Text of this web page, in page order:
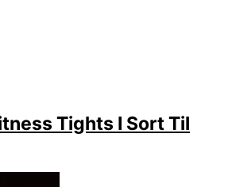
Tights I Sort Til